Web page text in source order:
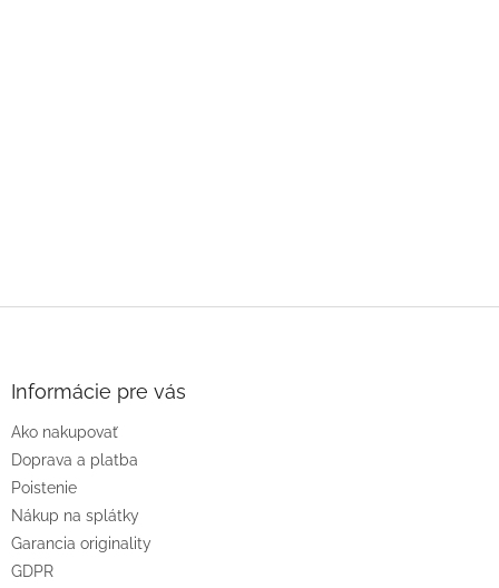
Informácie pre vás
Ako nakupovať
Doprava a platba
Poistenie
Nákup na splátky
Garancia originality
GDPR